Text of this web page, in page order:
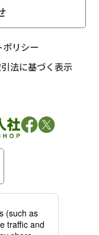
13 8F
3116
ポリシー
法に基づく表示